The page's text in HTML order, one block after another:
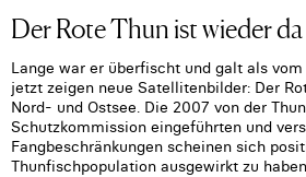
Der Rote Thun ist wieder da
Lange war er überfischt und galt als vom
jetzt zeigen neue Satellitenbilder: Der
Nord- und Ostsee. Die 2007 von der
Schutzkommission eingeführten und
Fangbeschränkungen scheinen sich
Thunfischpopulation ausgewirkt zu haben.